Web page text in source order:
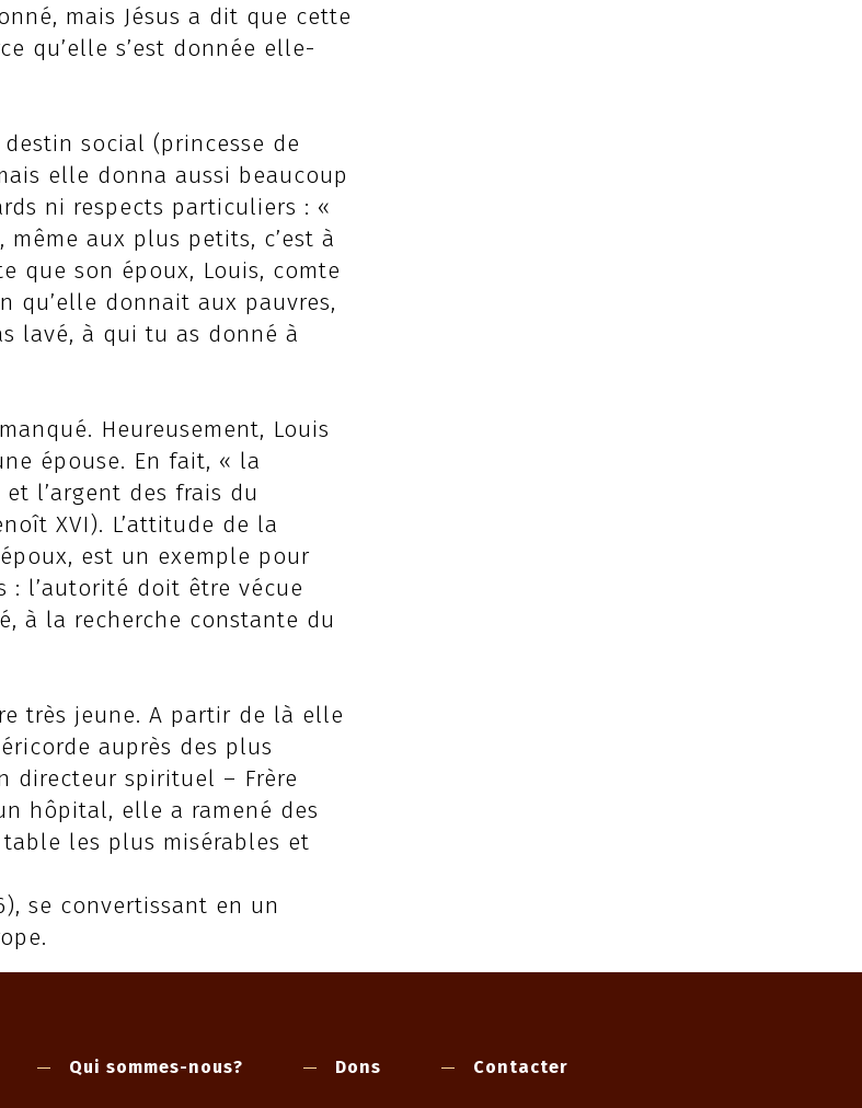
mais Jésus a dit que cette
qu’elle s’est donnée elle-
social (princesse de
elle donna aussi beaucoup
ni respects particuliers : «
aux plus petits, c’est à
que son époux, Louis, comte
qu’elle donnait aux pauvres,
lavé, à qui tu as donné à
Heureusement, Louis
épouse. En fait, « la
l’argent des frais du
XVI). L’attitude de la
est un exemple pour
: l’autorité doit être vécue
à la recherche constante du
très jeune. A partir de là elle
auprès des plus
directeur spirituel – Frère
hôpital, elle a ramené des
les plus misérables et
se convertissant en un
Qui sommes-nous? Dons Contacter